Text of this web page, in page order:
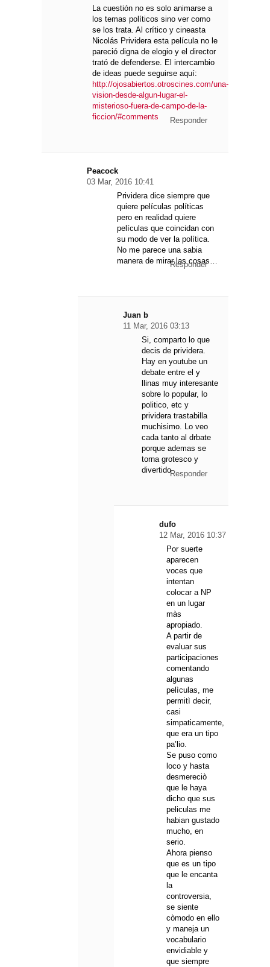
La cuestión no es solo animarse a
los temas políticos sino ver como
se los trata. Al crítico y cineasta
Nicolás Prividera esta película no le
pareció digna de elogio y el director
trató de defenderse. El intercambio
de ideas puede seguirse aquí:
http://ojosabiertos.otroscines.com/una-
vision-desde-algun-lugar-el-
misterioso-fuera-de-campo-de-la-
ficcion/#comments
Responder
Peacock
03 Mar, 2016 10:41
Prividera dice siempre que
quiere películas políticas
pero en realidad quiere
películas que coincidan con
su modo de ver la política.
No me parece una sabia
manera de mirar las cosas…
Responder
Juan b
11 Mar, 2016 03:13
Si, comparto lo que
decis de prividera.
Hay en youtube un
debate entre el y
llinas muy interesante
sobre lo popular, lo
politico, etc y
prividera trastabilla
muchisimo. Lo veo
cada tanto al drbate
porque ademas se
torna grotesco y
divertidoResponder
dufo
12 Mar, 2016 10:37
Por suerte
aparecen
voces que
intentan
colocar a NP
en un lugar
màs
apropiado.
A partir de
evaluar sus
participaciones
comentando
algunas
pelìculas, me
permitì decir,
casi
simpaticamente,
que era un tipo
pa’lio.
Se puso como
loco y hasta
desmereciò
que le haya
dicho que sus
peliculas me
habian gustado
mucho, en
serio.
Ahora pienso
que es un tipo
que le encanta
la
controversia,
se siente
còmodo en ello
y maneja un
vocabulario
envidiable y
que siempre